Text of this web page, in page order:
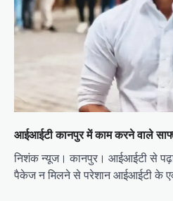
आईआईटी कानपुर में काम करने वाले
निशंक न्यूज। कानपुर। आईआईटी से
पैकेज न मिलने से परेशान आईआईटी के